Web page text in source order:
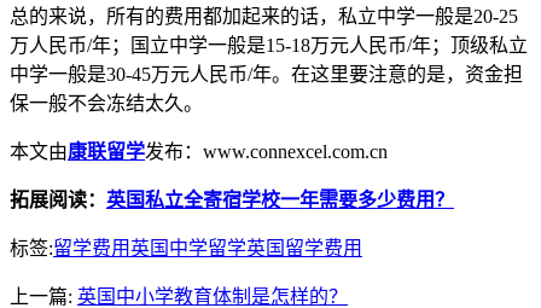
总的来说，所有的费用都加起来的话，私立中学一般是20-25
万人民币/年；国立中学一般是15-18万元人民币/年；顶级私立
中学一般是30-45万元人民币/年。在这里要注意的是，资金担
保一般不会冻结太久。
本文由康联留学发布：www.connexcel.com.cn
拓展阅读： 英国私立全寄宿学校一年需要多少费用？
标签:留学费用 英国中学留学英国留学费用
上一篇: 英国中小学教育体制是怎样的？